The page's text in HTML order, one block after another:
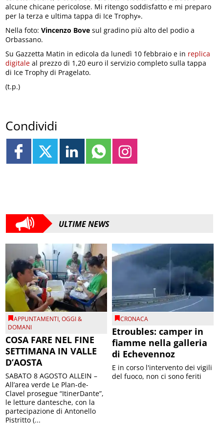
alcune chicane pericolose. Mi ritengo soddisfatto e mi preparo
per la terza e ultima tappa di Ice Trophy».
Nella foto:Vincenzo Bove sul gradino più alto del podio a
Orbassano.
Su Gazzetta Matin in edicola da lunedì 10 febbraio e in replica
digitale al prezzo di 1,20 euro il servizio completo sulla tappa
di Ice Trophy di Pragelato.
(t.p.)
Condividi
ULTIME NEWS
APPUNTAMENTI,OGGI &
DOMANI
COSA FARE NEL FINE
SETTIMANA IN VALLE
D’AOSTA
SABATO 8 AGOSTO ALLEIN –
All’area verde Le Plan-de-
Clavel prosegue “ItinerDante”,
le letture dantesche, con la
partecipazione di Antonello
Pistritto (...
CRONACA
Etroubles: camper in
fiamme nella galleria
di Echevennoz
E in corso l'intervento dei vigili
del fuoco, non ci sono feriti